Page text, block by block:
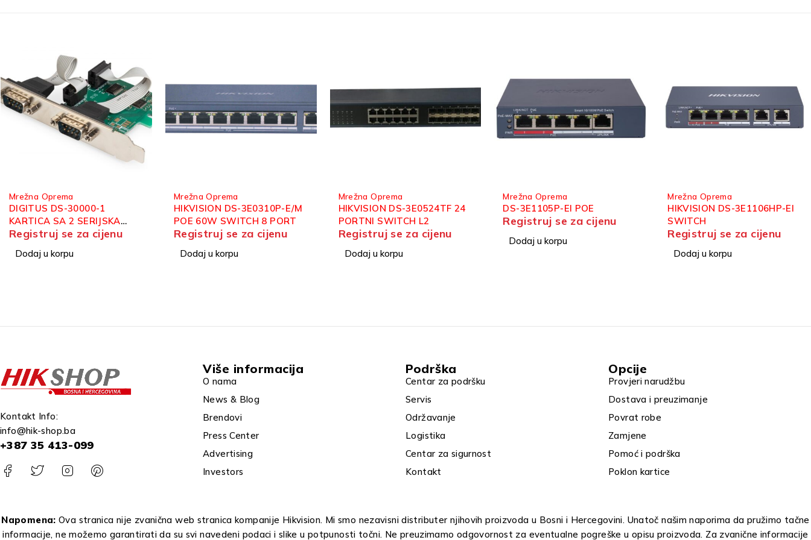
Mrežna Oprema
HIKVISION DS-3E0310P-E/M
POE 60W SWITCH 8 PORT
Registruj se za cijenu
Dodaj u korpu
Mrežna Oprema
HIKVISION DS-3E0524TF 24
PORTNI SWITCH L2
Registruj se za cijenu
Dodaj u korpu
Mrežna Oprema
DS-3E1105P-EI POE
Registruj se za cijenu
Dodaj u korpu
Mrežna Oprema
HIKVISION DS-3E1106HP-EI
SWITCH
Mrežna Oprema
HIKVISION DS-3T0510HP-
E/HS
Registruj se za cijenu
Dodaj u korpu
Kontakt Info:
info@hik-shop.ba
+387 35 413-099
Više informacija
O nama
News & Blog
Brendovi
Press Center
Advertising
Investors
Podrška
Centar za podršku
Servis
Održavanje
Logistika
Centar za sigurnost
Kontakt
Opcije
Provjeri narudžbu
Dostava i preuzimanje
Povrat robe
Zamjene
Pomoć i podrška
Poklon kartice
Napomena: Ova stranica nije zvanična web stranica kompanije Hikvision. Mi smo nezavisni distributer njihovih proizvoda u Bosni i Hercegovini. Unatoč našim naporima da pružimo tačne
informacije, ne možemo garantirati da su svi navedeni podaci i slike u potpunosti točni. Ne preuzimamo odgovornost za eventualne pogreške u opisu proizvoda. Za zvanične informacije